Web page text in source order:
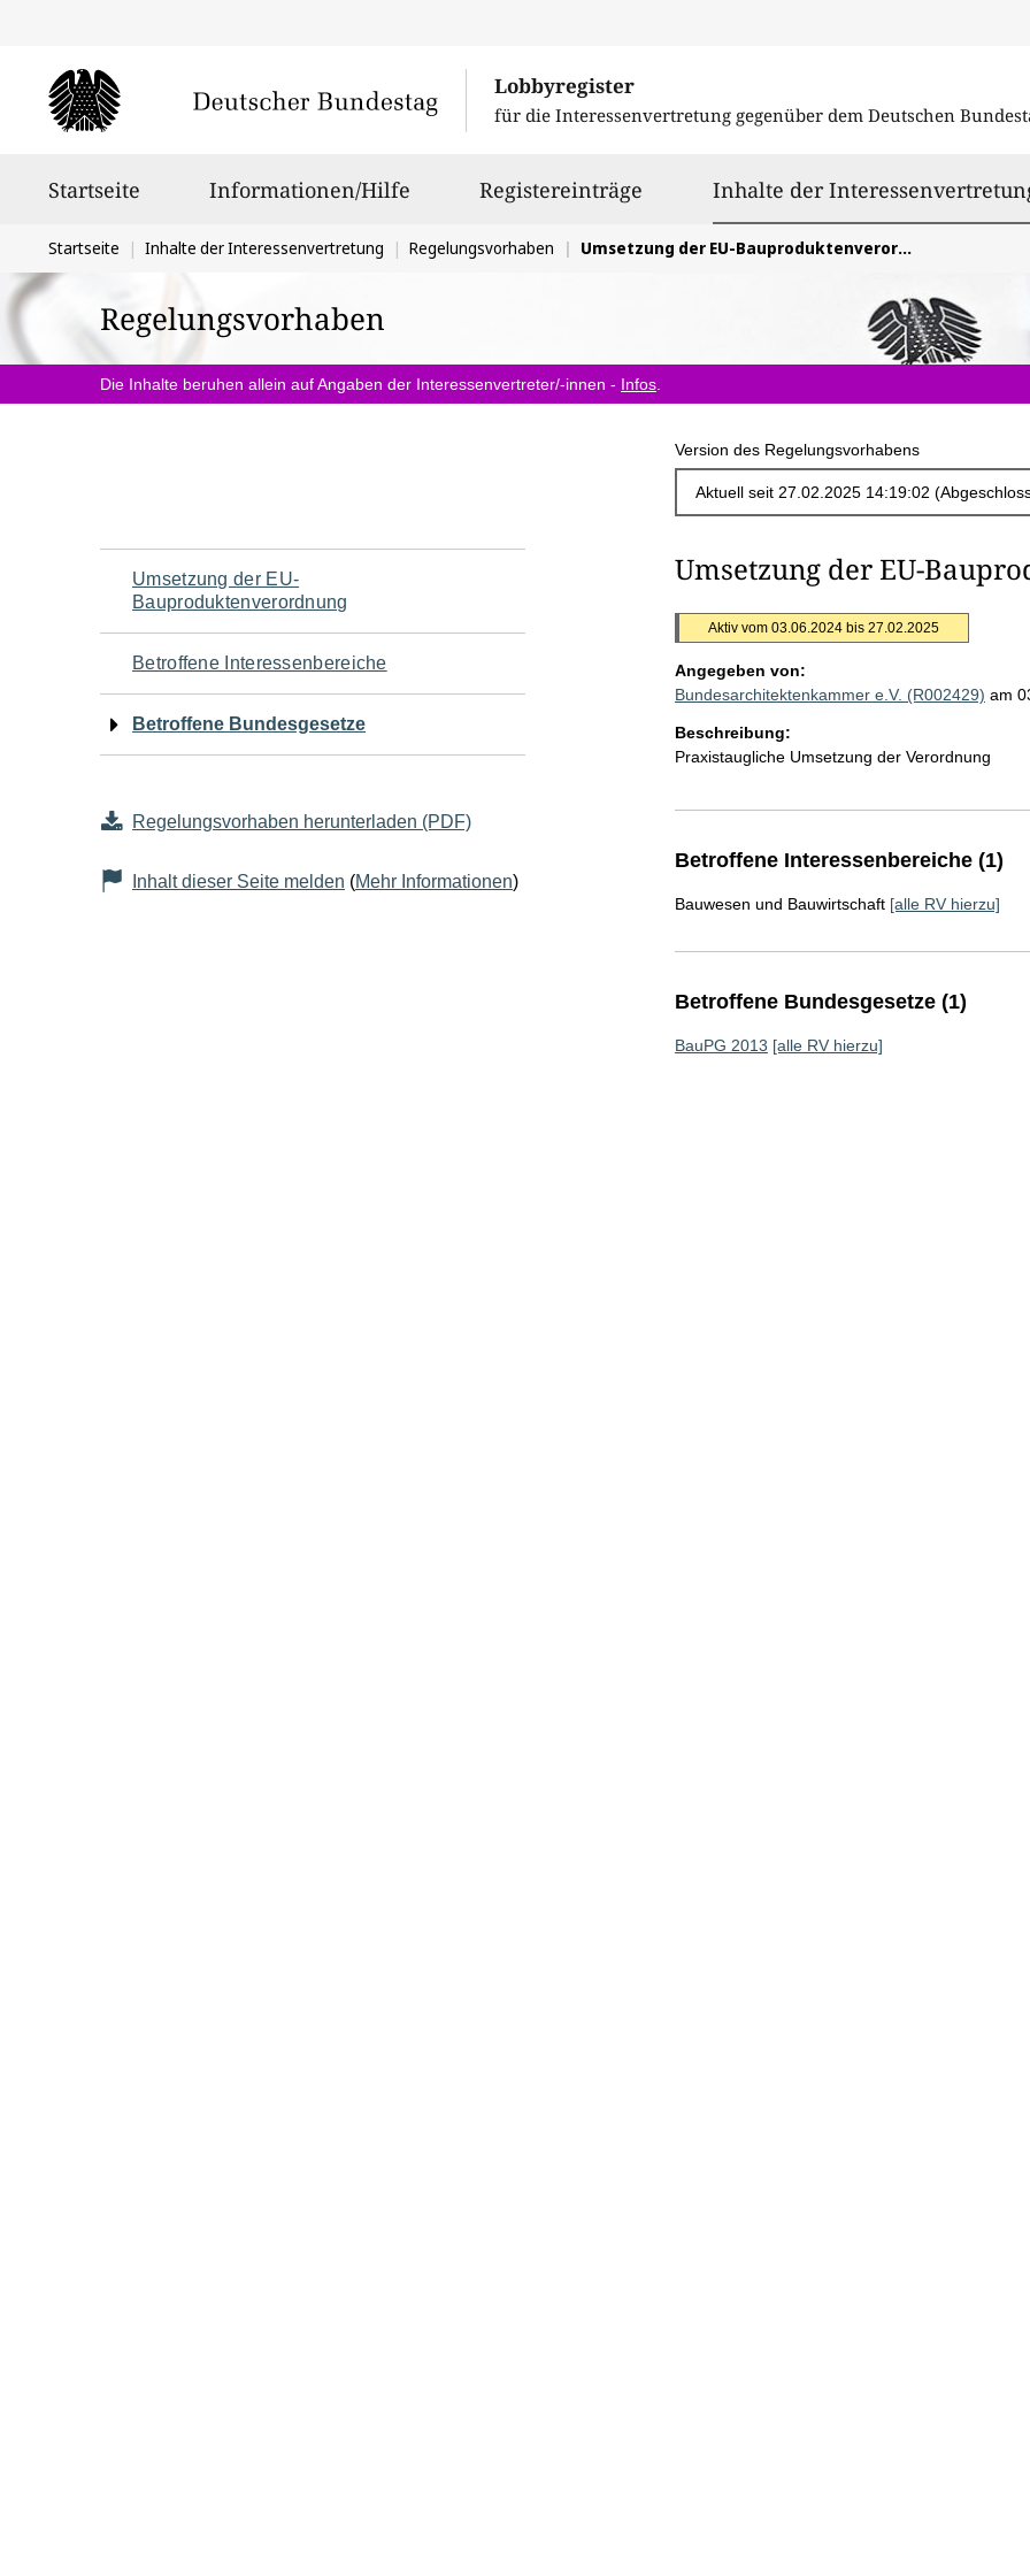
Lobbyregister
für die Interessenvertretung gegenüber dem Deutschen
Startseite Informationen/Hilfe Registereinträge Inhalte der
Sie
befinden
sich
hier:
Startseite Inhalte der Interessenvertretung Regelungsvorhaben Umsetzung der EU-Bauproduktenverordnung
Regelungsvorhaben
Die Inhalte beruhen allein auf Angaben der Interessenvertreter/-innen - Infos
Version des Regelungsvorhabens
Navigation
für
den
Seiteninhalt
Umsetzung der EU-
Bauproduktenverordnung
Betroffene Interessenbereiche
Betroffene Bundesgesetze
Regelungsvorhaben herunterladen (PDF)
Inhalt dieser Seite melden (Mehr Informationen)
Umsetzung der EU-
Aktiv vom 03.06.2024 bis 27.02.2025
Angegeben von:
Bundesarchitektenkammer e.V. (R002429) am
Beschreibung:
Praxistaugliche Umsetzung der Verordnung
Betroffene Interessenbereiche (1)
Bauwesen und Bauwirtschaft [alle RV hierzu]
Betroffene Bundesgesetze (1)
BauPG 2013 [alle RV hierzu]